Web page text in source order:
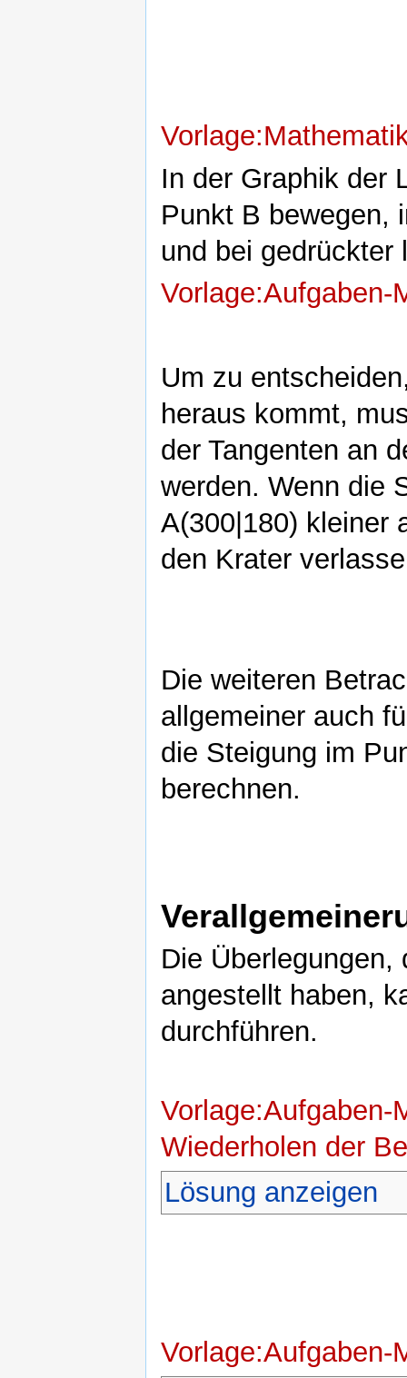
In der Graphik der
Punkt B bewegen,
und bei gedrückter
Vorlage:Aufgaben-
Um zu
heraus kommt,
der Tangenten an
werden. Wenn die
A(300|180) kleiner
den Krater
Die weiteren
allgemeiner auch
die Steigung im
berechnen.
Die
angestellt haben,
durchführen.
Vorlage:Aufgaben-
Wiederholen der
Lösung anzeigen
Vorlage:Aufgaben-